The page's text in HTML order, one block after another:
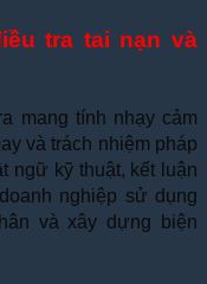
tra tai nạn và
mang tính nhạy cảm
và trách nhiệm pháp
ngữ kỹ thuật, kết luận
nghiệp sử dụng
và xây dựng biện